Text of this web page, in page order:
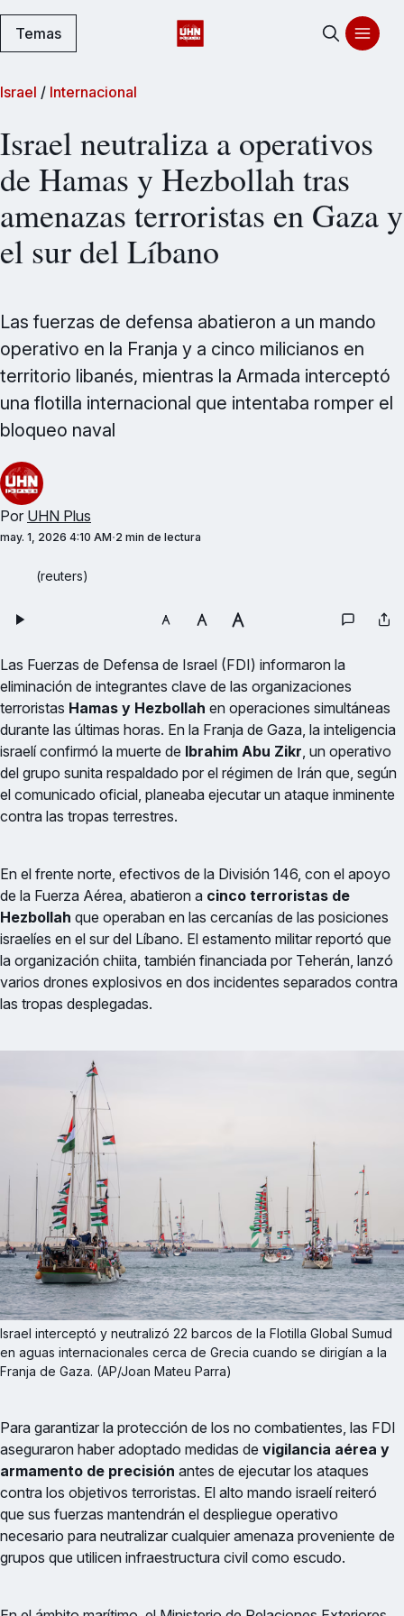
Temas
Israel / Internacional
Israel neutraliza a operativos
de Hamas y Hezbollah tras
amenazas terroristas en Gaza y
el sur del Líbano
Las fuerzas de defensa abatieron a un mando
operativo en la Franja y a cinco milicianos en
territorio libanés, mientras la Armada interceptó
una flotilla internacional que intentaba romper el
bloqueo naval
Por UHN Plus
may. 1, 2026 4:10 AM 2 min de lectura
(reuters)
Las Fuerzas de Defensa de Israel (FDI) informaron la
eliminación de integrantes clave de las organizaciones
terroristas Hamas y Hezbollah en operaciones simultáneas
durante las últimas horas. En la Franja de Gaza, la inteligencia
israelí confirmó la muerte de Ibrahim Abu Zikr, un operativo
del grupo sunita respaldado por el régimen de Irán que, según
el comunicado oficial, planeaba ejecutar un ataque inminente
contra las tropas terrestres.
En el frente norte, efectivos de la División 146, con el apoyo
de la Fuerza Aérea, abatieron a cinco terroristas de
Hezbollah que operaban en las cercanías de las posiciones
israelíes en el sur del Líbano. El estamento militar reportó que
la organización chiita, también financiada por Teherán, lanzó
varios drones explosivos en dos incidentes separados contra
las tropas desplegadas.
Israel interceptó y neutralizó 22 barcos de la Flotilla Global Sumud
en aguas internacionales cerca de Grecia cuando se dirigían a la
Franja de Gaza. (AP/Joan Mateu Parra)
Para garantizar la protección de los no combatientes, las FDI
aseguraron haber adoptado medidas de vigilancia aérea y
armamento de precisión antes de ejecutar los ataques
contra los objetivos terroristas. El alto mando israelí reiteró
que sus fuerzas mantendrán el despliegue operativo
necesario para neutralizar cualquier amenaza proveniente de
grupos que utilicen infraestructura civil como escudo.